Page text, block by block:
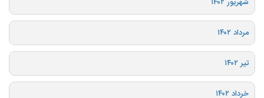
مرداد ۱۴۰۲
تیر ۱۴۰۲
خرداد ۱۴۰۲